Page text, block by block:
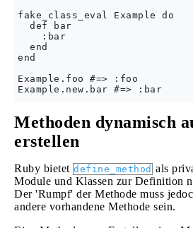
fake_class_eval Example do
  def bar
    :bar
  end
end
Example.foo #=> :foo
Methoden dynamisch
erstellen
Ruby bietet define_method als
Module und Klassen zur Definition
Der 'Rumpf' der Methode muss
andere vorhandene Methode sein.